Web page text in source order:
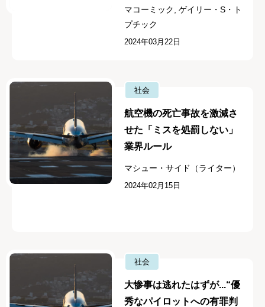
マコーミック, ゲイリー・S・ト
プチック
2024年03月22日
社会
航空機の死亡事故を激減さ
せた「ミスを処罰しない」
業界ルール
マシュー・サイド（ライター）
2024年02月15日
社会
大惨事は逃れたはずが...“優
秀なパイロットへの有罪判